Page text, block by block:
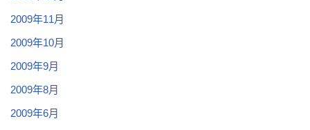
2009年11月
2009年10月
2009年9月
2009年8月
2009年6月